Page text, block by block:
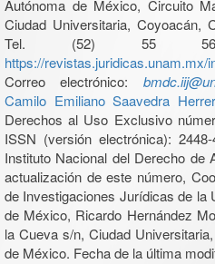
Autónoma de México, Circuito
Ciudad Universitaria, Coyoacán,
Tel. (52) 55
https://revistas.juridicas.unam.mx/
Correo electrónico:
Camilo Emiliano Saavedra
Derechos al Uso Exclusivo
ISSN (versión electrónica):
Instituto Nacional del Derecho de
actualización de este número,
de Investigaciones Jurídicas de la
de México, Ricardo Hernández
la Cueva s/n, Ciudad
de México. Fecha de la última